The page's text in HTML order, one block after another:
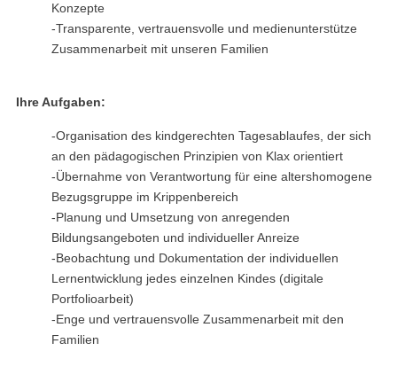
Konzepte
-Transparente, vertrauensvolle und medienunterstütze
Zusammenarbeit mit unseren Familien
Ihre Aufgaben:
-Organisation des kindgerechten Tagesablaufes, der sich
an den pädagogischen Prinzipien von Klax orientiert
-Übernahme von Verantwortung für eine altershomogene
Bezugsgruppe im Krippenbereich
-Planung und Umsetzung von anregenden
Bildungsangeboten und individueller Anreize
-Beobachtung und Dokumentation der individuellen
Lernentwicklung jedes einzelnen Kindes (digitale
Portfolioarbeit)
-Enge und vertrauensvolle Zusammenarbeit mit den
Familien